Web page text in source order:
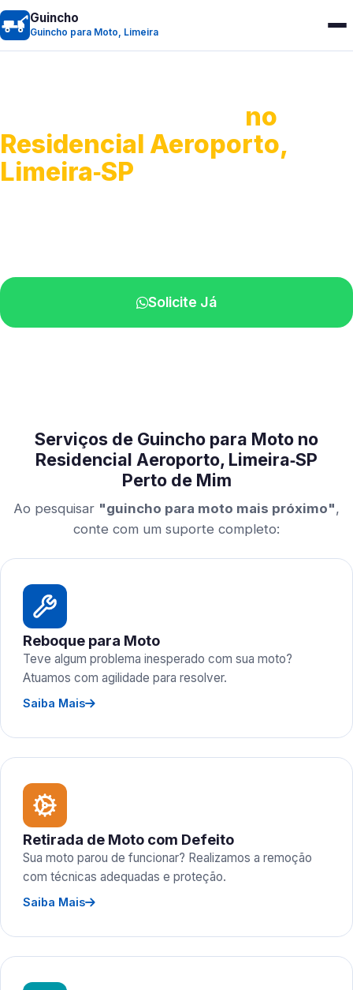
Guincho
Guincho para Moto, Limeira
no
Residencial Aeroporto,
Limeira‑SP
Solicite Já
Serviços de Guincho para Moto no
Residencial Aeroporto, Limeira‑SP
Perto de Mim
Ao pesquisar "guincho para moto mais próximo",
conte com um suporte completo:
Reboque para Moto
Teve algum problema inesperado com sua moto?
Atuamos com agilidade para resolver.
Saiba Mais
Retirada de Moto com Defeito
Sua moto parou de funcionar? Realizamos a remoção
com técnicas adequadas e proteção.
Saiba Mais